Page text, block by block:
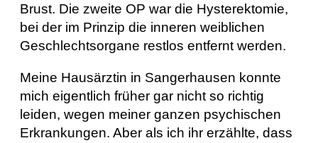
Brust. Die zweite OP war die Hysterektomie,
bei der im Prinzip die inneren weiblichen
Geschlechtsorgane restlos entfernt werden.
Meine Hausärztin in Sangerhausen konnte
mich eigentlich früher gar nicht so richtig
leiden, wegen meiner ganzen psychischen
Erkrankungen. Aber als ich ihr erzählte, dass